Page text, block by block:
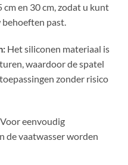
en 30 cm, zodat u kunt
past.
Het siliconen materiaal is
waardoor de spatel
zonder risico
Voor eenvoudig
de vaatwasser worden